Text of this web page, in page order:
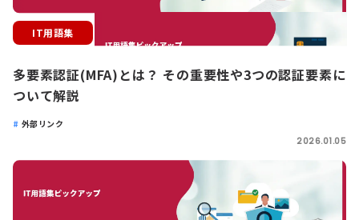
IT用語集
多要素認証(MFA)とは？ その重要性や3つの認証要素に
ついて解説
外部リンク
2026.01.05